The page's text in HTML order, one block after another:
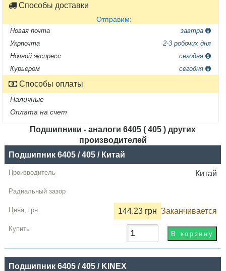
Способы доставки
Отправим:
Новая почта
завтра
Укрпочта
2-3 робочих дня
Ночной экспресс
сегодня
Курьером
сегодня
Способы оплаты
Наличные
Оплата на счет
Подшипники - аналоги 6405 ( 405 ) других
производителей
Название
Производитель
Радиальный
грн
Купить
Подшипник 6405 / 405 / Китай
Китай
144.23 грн Заканчивается
Подшипник 6405 / 405 / KINEX